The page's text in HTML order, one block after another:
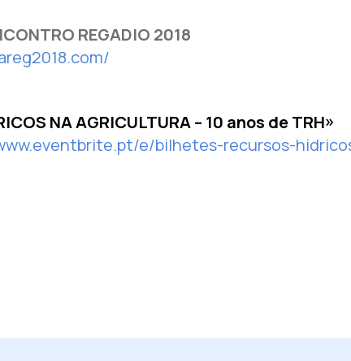
REGADIO 2018
NA AGRICULTURA – 10 anos de TRH»
e/bilhetes-recursos-